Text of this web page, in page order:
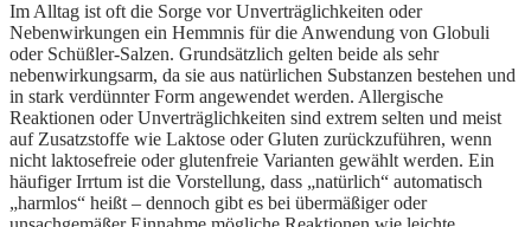
Im Alltag ist oft die Sorge vor Unverträglichkeiten oder
Nebenwirkungen ein Hemmnis für die Anwendung von Globuli
oder Schüßler-Salzen. Grundsätzlich gelten beide als sehr
nebenwirkungsarm, da sie aus natürlichen Substanzen bestehen und
in stark verdünnter Form angewendet werden. Allergische
Reaktionen oder Unverträglichkeiten sind extrem selten und meist
auf Zusatzstoffe wie Laktose oder Gluten zurückzuführen, wenn
nicht laktosefreie oder glutenfreie Varianten gewählt werden. Ein
häufiger Irrtum ist die Vorstellung, dass „natürlich“ automatisch
„harmlos“ heißt – dennoch gibt es bei übermäßiger oder